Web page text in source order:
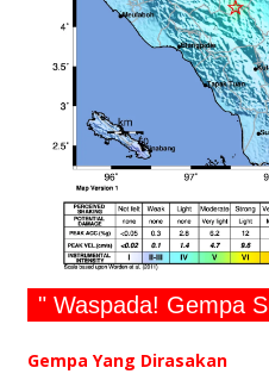
" Waspada!
Gempa Yang Dirasakan